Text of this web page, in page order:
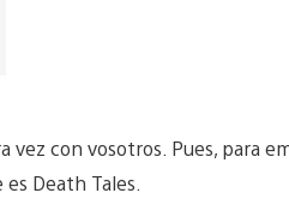
vez con vosotros. Pues, para
Death Tales.